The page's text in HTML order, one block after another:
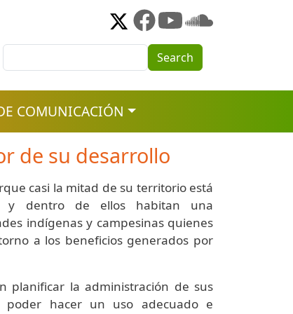
Search
COMUNICACIÓN
de su desarrollo
casi la mitad de su territorio está
y dentro de ellos habitan una
indígenas y campesinas quienes
a los beneficios generados por
planificar la administración de sus
hacer un uso adecuado e